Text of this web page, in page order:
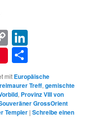
Copy
Link
mit Europäische
Treff,gemischte
, Provinz VIII von
GrossOrient
Templer |Schreibe einen